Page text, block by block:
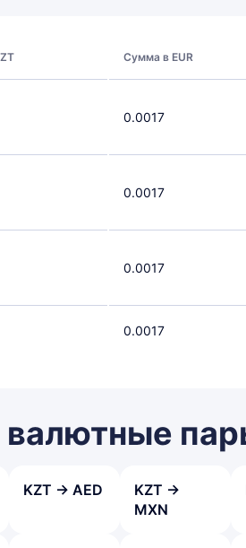
Сумма в EUR
0.0017
0.0017
0.0017
0.0017
валютные
KZT → AED
KZT →
MXN